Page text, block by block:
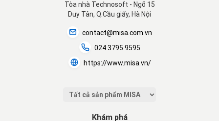
Tòa nhà Technosoft - Ngõ 15
Duy Tân, Q.Cầu giấy, Hà Nội
contact@misa.com.vn
024 3795 9595
https://www.misa.vn/
Khám phá